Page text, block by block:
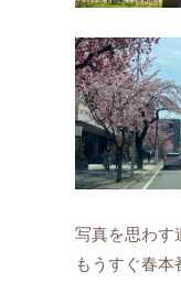
写真を思わす
もうすぐ春本